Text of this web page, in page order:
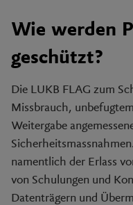
Wie werden
geschützt?
Die LUKB FLAG zum
Missbrauch,
Weitergabe
namentlich der Erlass
von Schulungen und
Datenträgern und